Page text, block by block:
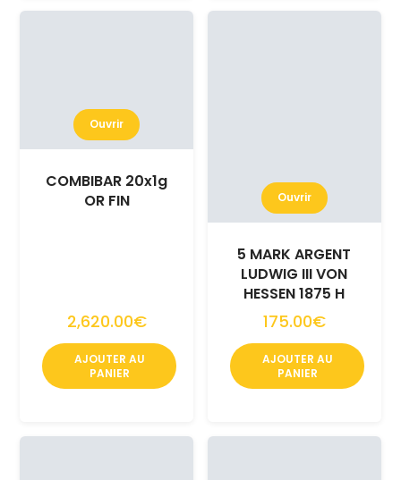
Ouvrir
COMBIBAR 20x1g
OR FIN
2,620.00€
AJOUTER AU
PANIER
Ouvrir
5 MARK ARGENT
LUDWIG III VON
HESSEN 1875 H
175.00€
AJOUTER AU
PANIER